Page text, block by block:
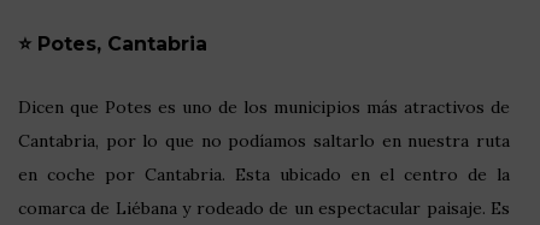
⭐ Potes, Cantabria
Dicen que Potes es uno de los municipios más atractivos de
Cantabria, por lo que no podíamos saltarlo en nuestra ruta
en coche por Cantabria. Esta ubicado en el centro de la
comarca de Liébana y rodeado de un espectacular paisaje. Es